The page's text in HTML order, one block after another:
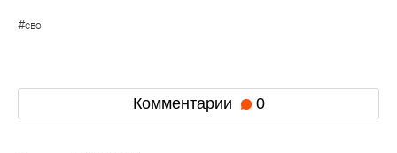
#сво
Комментарии 0